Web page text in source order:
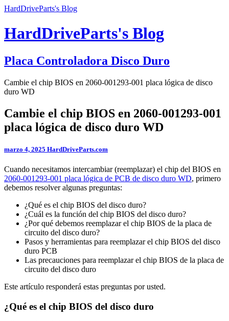
HardDriveParts's Blog
HardDriveParts's Blog
Placa Controladora Disco Duro
Cambie el chip BIOS en 2060-001293-001 placa lógica de disco
duro WD
Cambie el chip BIOS en 2060-001293-001
placa lógica de disco duro WD
marzo 4, 2025 HardDriveParts.com
Cuando necesitamos intercambiar (reemplazar) el chip del BIOS en
2060-001293-001 placa lógica de PCB de disco duro WD, primero
debemos resolver algunas preguntas:
¿Qué es el chip BIOS del disco duro?
¿Cuál es la función del chip BIOS del disco duro?
¿Por qué debemos reemplazar el chip BIOS de la placa de
circuito del disco duro?
Pasos y herramientas para reemplazar el chip BIOS del disco
duro PCB
Las precauciones para reemplazar el chip BIOS de la placa de
circuito del disco duro
Este artículo responderá estas preguntas por usted.
¿Qué es el chip BIOS del disco duro